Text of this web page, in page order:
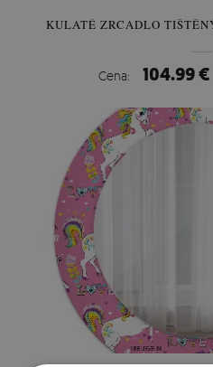
KULATÉ ZRCADLO
Cena: 104.99 €